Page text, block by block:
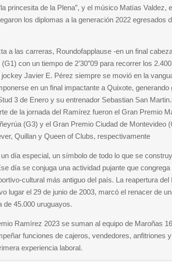
princesita de la Plena”, y el músico Matías Valdez,
los diplomas a la generación 2022 egresados
a las carreras, Roundofapplause -en un final
con un tiempo de 2’30”09 para recorrer los
Javier E. Pérez siempre se movió en la
en un final impactante a Quixote, generando
3 de Enero y su entrenador Sebastian San
de la jornada del Ramírez fueron el Gran Premio
(G3) y el Gran Premio Ciudad de Montevideo
Quillan y Queen of Clubs, respectivamente
día especial, un símbolo de todo lo que se
día se conjuga una actividad pujante que
cultural más antiguo del país. La reapertura
lugar el 29 de junio de 2003, marcó el renacer de
de 45.000 uruguayos.
Ramírez 2023 se suman al equipo de Maroñas
funciones de cajeros, vendedores, anfitriones
experiencia laboral.